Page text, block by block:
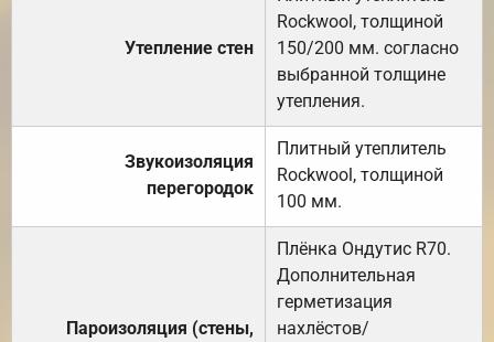
Утепление стен
Rockwool, толщиной
150/200 мм. согласно
выбранной толщине
утепления.
Звукоизоляция
перегородок
Плитный утеплитель
Rockwool, толщиной
100 мм.
Пароизоляция (стены,
Плёнка Ондутис R70.
Дополнительная
герметизация
нахлёстов/